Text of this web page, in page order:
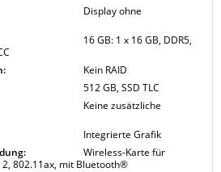
Display ohne
16 GB: 1 x 16 GB, DDR5,
Kein RAID
512 GB, SSD TLC
Keine zusätzliche
Integrierte Grafik
Wireless-Karte für
2, 802.11ax, mit Bluetooth®